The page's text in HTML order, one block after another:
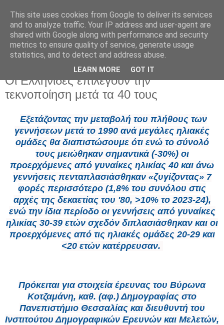
Τετάρτη 13 Μαΐου 2026
Οι Ελληνίδες επιλέγουν την
τεκνοποίηση μετά τα 40 τους
Εξετάζοντας την μεταβολή του πλήθους των
γεννήσεων μετά το 1990 ανά μεγάλες ηλιακές
ομάδες θα διαπιστώσουμε ότι ενώ το σύνολό
τους μειώθηκαν σημαντικά (-30%) οι
προερχόμενες από γυναίκες ηλικίας 40 και άνω
γεννήσεις πενταπλασιάσθηκαν «ζυγίζοντας» 7
φορές περισσότερο (1,8% του συνόλου στις
αρχές της δεκαετίας του '80, >10% το 2023-24),
ενώ την ίδια περίοδο οι γεννήσεις από γυναίκες
ηλικίας 30-39 ετών σχεδόν διπλασιάσθηκαν και οι
προερχόμενες από τις ηλιακές ομάδες 20-29 και
<20 ετών κατέρρευσαν.
Πρόκειται για στοιχεία έρευνας του Βύρωνα
Κοτζαμάνη, καθ. (αφ.) Δημογραφίας στο
Πανεπιστήμιο Θεσσαλίας και διευθυντή του
Ινστιτούτου Δημογραφικών Ερευνών και Μελετών,
This site uses cookies from Google to deliver its services
and to analyze traffic. Your IP address and user-agent are
shared with Google along with performance and security
metrics to ensure quality of service, generate usage
statistics, and to detect and address abuse.
LEARN MORE GOT IT